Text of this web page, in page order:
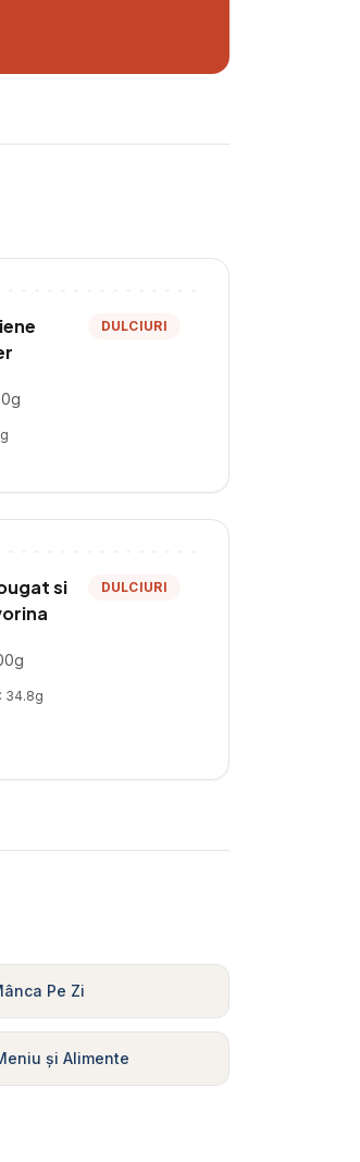
DULCIURI
g
si
DULCIURI
34.8g
Pe Zi
și Alimente